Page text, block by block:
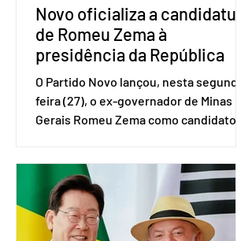
Novo oficializa a candidatura
de Romeu Zema à
presidência da República
O Partido Novo lançou, nesta segunda-
feira (27), o ex-governador de Minas
Gerais Romeu Zema como candidato à
Brasília. O Novo ainda não definiu quem
vai compor a chapa como candidato a
vice-presidente. A convenção contou
com a presença do presidente nacional